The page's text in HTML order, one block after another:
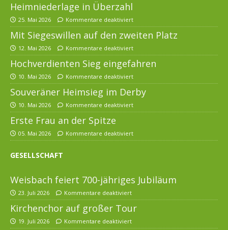
Heimniederlage in Überzahl
25. Mai 2026 Kommentare deaktiviert
Mit Siegeswillen auf den zweiten Platz
12. Mai 2026 Kommentare deaktiviert
Hochverdienten Sieg eingefahren
10. Mai 2026 Kommentare deaktiviert
Souveräner Heimsieg im Derby
10. Mai 2026 Kommentare deaktiviert
Erste Frau an der Spitze
05. Mai 2026 Kommentare deaktiviert
GESELLSCHAFT
Weisbach feiert 700-jähriges Jubiläum
23. Juli 2026 Kommentare deaktiviert
Kirchenchor auf großer Tour
19. Juli 2026 Kommentare deaktiviert